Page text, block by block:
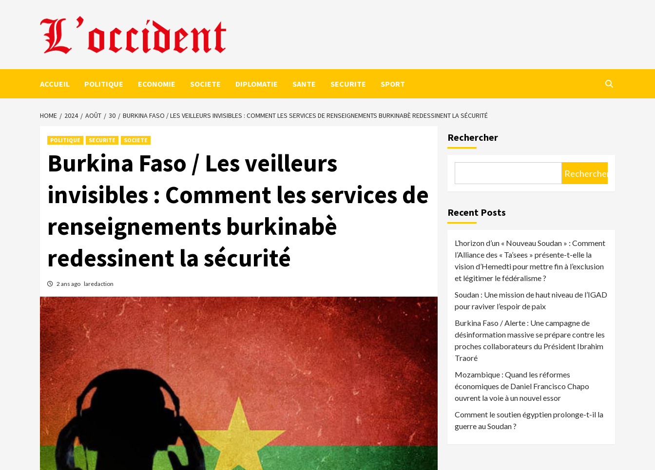
ACCUEIL POLITIQUE ECONOMIE SOCIETE DIPLOMATIE SANTE SECURITE SPORT
HOME 2024 AOÛT 30 BURKINA FASO / LES VEILLEURS INVISIBLES : COMMENT LES SERVICES DE RENSEIGNEMENTS BURKINABÈ REDESSINENT LA SÉCURITÉ
POLITIQUE SECURITE SOCIETE
Burkina Faso / Les veilleurs
invisibles : Comment les services de
renseignements burkinabè
redessinent la sécurité
2 ans ago laredaction
Rechercher
Rechercher
Recent Posts
L’horizon d’un « Nouveau Soudan » : Comment
l’Alliance des « Ta’sees » présente-t-elle la
vision d’Hemedti pour mettre fin à l’exclusion
et légitimer le fédéralisme ?
Soudan : Une mission de haut niveau de l’IGAD
pour raviver l’espoir de paix
Burkina Faso / Alerte : Une campagne de
désinformation massive se prépare contre les
proches collaborateurs du Président Ibrahim
Traoré
Mozambique : Quand les réformes
économiques de Daniel Francisco Chapo
ouvrent la voie à un nouvel essor
Comment le soutien égyptien prolonge-t-il la
guerre au Soudan ?